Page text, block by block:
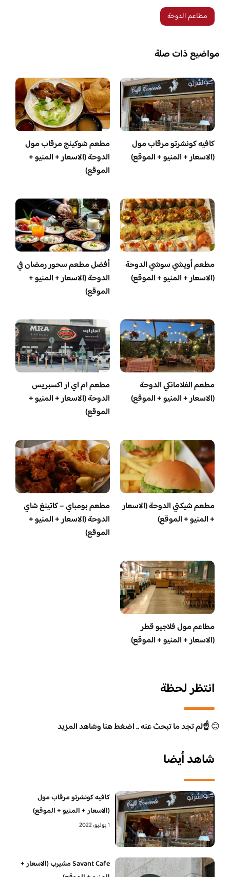
مطاعم الدوحة
مواضيع ذات صلة
كافيه كونشرتو مرقاب مول
(الاسعار + المنيو + الموقع)
مطعم شوكينج مرقاب مول
الدوحة (الاسعار + المنيو +
الموقع)
مطعم أويشي سوشي الدوحة
(الاسعار + المنيو + الموقع)
أفضل مطعم سحور رمضان في
الدوحة (الاسعار + المنيو +
الموقع)
مطعم الفلامانكي الدوحة
(الاسعار + المنيو + الموقع)
مطعم ام اي ار اكسبريس
الدوحة (الاسعار + المنيو +
الموقع)
مطعم شيكتي الدوحة (الاسعار
+ المنيو + الموقع)
مطعم بومباي – كاتينغ شاي
الدوحة (الاسعار + المنيو +
الموقع)
مطاعم مول فلاجيو قطر
(الاسعار + المنيو + الموقع)
انتظر لحظة
😊☝️لم تجد ما تبحث عنه .. اضغط هنا وشاهد المزيد
شاهد أيضا
كافيه كونشرتو مرقاب مول
(الاسعار + المنيو + الموقع)
1 يونيو، 2022
Savant Cafe مشيرب (الاسعار +